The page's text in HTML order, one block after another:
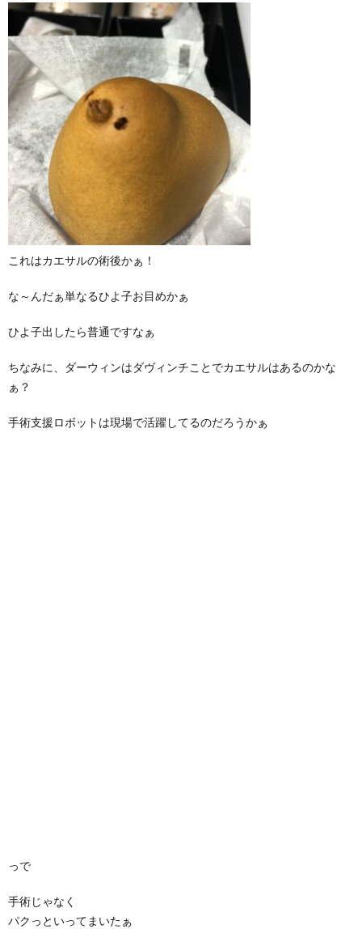
これはカエサルの術後かぁ！
な～んだぁ単なるひよ子お目めかぁ
ひよ子出したら普通ですなぁ
ちなみに、ダーウィンはダヴィンチことでカエサルはあるのかな
ぁ？
手術支援ロボットは現場で活躍してるのだろうかぁ
っで
手術じゃなく
パクっといってまいたぁ